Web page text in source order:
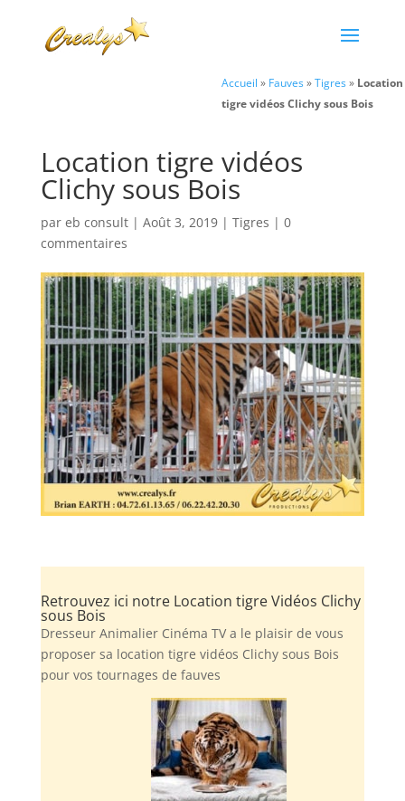
Accueil » Fauves»Tigres» Location
tigre vidéos Clichy sous Bois
Location tigre vidéos
Clichy sous Bois
par eb consult| Août 3, 2019| Tigres | 0
commentaires
Retrouvez ici notre Location tigre Vidéos Clichy
sous Bois
Dresseur Animalier Cinéma TV a le plaisir de vous
proposer sa location tigre vidéos Clichy sous Bois
pour vos tournages de fauves